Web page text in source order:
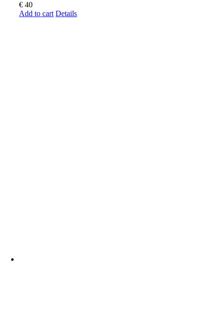
€ 40
Add to cart Details